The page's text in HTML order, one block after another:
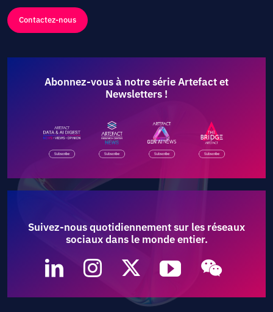
Contactez-nous
Abonnez-vous à notre série Artefact et
Newsletters !
Suivez-nous quotidiennement sur les réseaux
sociaux dans le monde entier.